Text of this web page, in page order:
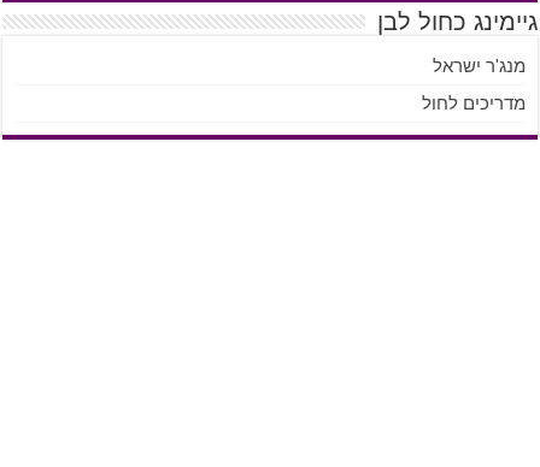
גיימינג כחול לבן
מנג'ר ישראל
מדריכים לחול